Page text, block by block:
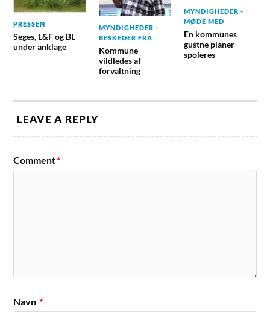
PRESSEN
Seges, L&F og BL
under anklage
MYNDIGHEDER -
BESKEDER FRA
Kommune
vildledes af
forvaltning
MYNDIGHEDER -
MØDE MED
En kommunes
gustne planer
spoleres
LEAVE A REPLY
Comment*
Navn *